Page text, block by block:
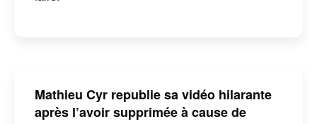
Mathieu Cyr republie sa vidéo hilarante
après l’avoir supprimée à cause de